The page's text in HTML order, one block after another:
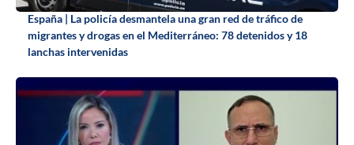
España | La policía desmantela una gran red de tráfico de
migrantes y drogas en el Mediterráneo: 78 detenidos y 18
lanchas intervenidas